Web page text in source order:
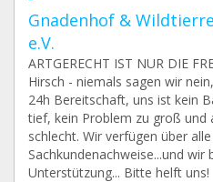
Gnadenhof &
e.V.
ARTGERECHT IST NUR DIE
Hirsch - niemals sagen wir
24h Bereitschaft, uns ist kein
tief, kein Problem zu groß und
schlecht. Wir verfügen über
Sachkundenachweise...und wir
Unterstützung... Bitte helft uns!